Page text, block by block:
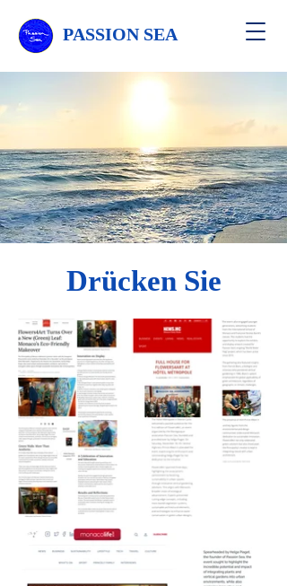
PASSION SEA
Drücken Sie